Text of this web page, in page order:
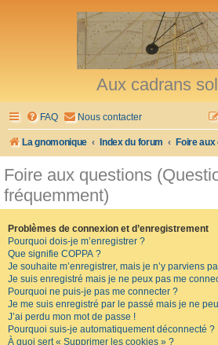
Aux cadrans
FAQ Nous contacter
La gnomonique Index du forum
Foire aux questions
fréquemment)
Problèmes de connexion et d’enregistrement
Pourquoi dois-je m’enregistrer ?
Que signifie COPPA ?
Je souhaite m’enregistrer, mais je n’y parviens
Je suis enregistré mais je ne peux pas me
Pourquoi ne puis-je pas me connecter ?
Je me suis enregistré par le passé mais je ne
J’ai perdu mon mot de passe !
Pourquoi suis-je automatiquement déconnecté ?
À quoi sert « Supprimer les cookies » ?